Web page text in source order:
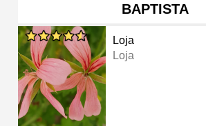
BAPTISTA
Loja
Loja